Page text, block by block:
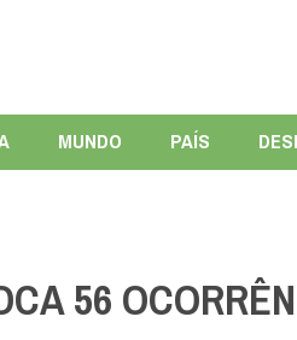
MUNDO PAÍS
56